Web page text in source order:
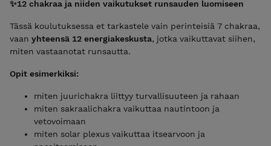
✨12 chakraa ja niiden vaikutukset runsauden luomiseen
Tässä koulutuksessa et tarkastele vain perinteisiä 7 chakraa,
vaan yhteensä 12 energiakeskusta, jotka vaikuttavat siihen,
miten vastaanotat runsautta.
Opit esimerkiksi:
miten juurichakra liittyy turvallisuuteen ja rahaan
miten sakraalichakra vaikuttaa nautintoon ja
vetovoimaan
miten solar plexus vaikuttaa itsearvoon ja